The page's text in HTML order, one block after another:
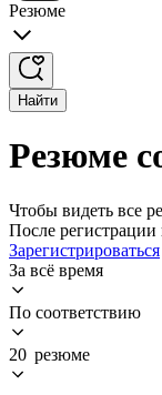
Резюме
Найти
Резюме
Чтобы видеть все
После
Зарегистрироваться
За всё время
По соответствию
20 резюме